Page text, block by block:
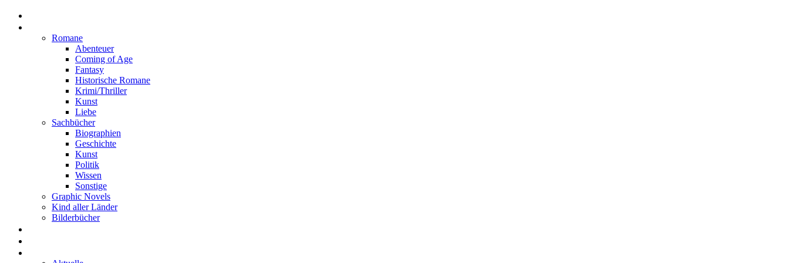
Romane
Abenteuer
Coming of Age
Fantasy
Historische Romane
Krimi/Thriller
Kunst
Liebe
Sachbücher
Biographien
Geschichte
Kunst
Politik
Wissen
Sonstige
Graphic Novels
Kind aller Länder
Bilderbücher